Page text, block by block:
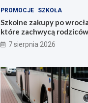
PROMOCJE SZKOŁA
Szkolne zakupy po
które zachwycą
7 sierpnia 2026